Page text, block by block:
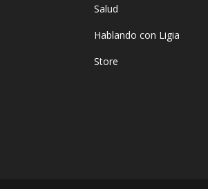
Salud
Hablando con Ligia
Store